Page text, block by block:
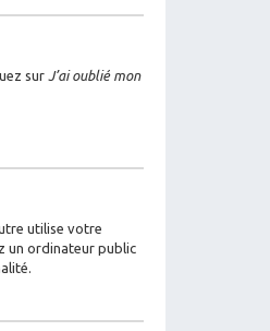
sur J’ai oublié mon
utilise votre
un ordinateur public